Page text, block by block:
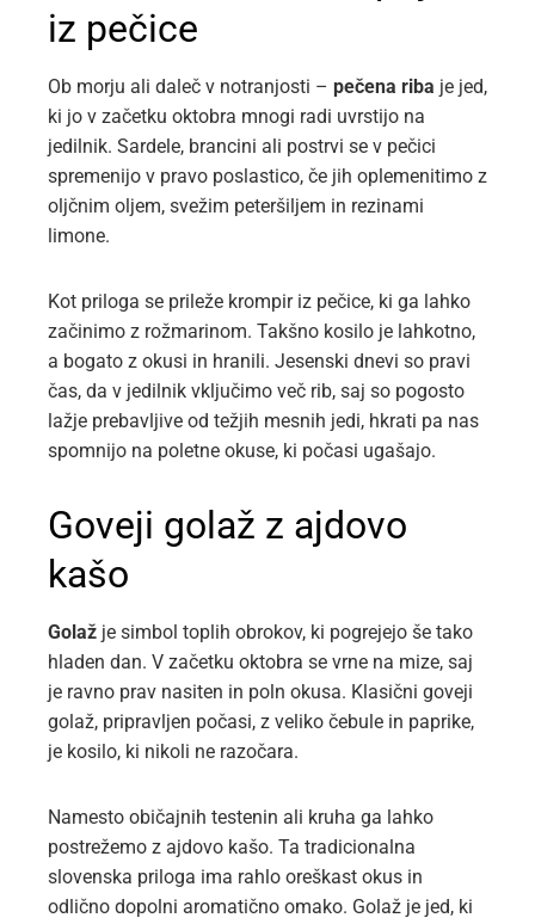
iz pečice
Ob morju ali daleč v notranjosti – pečena riba je jed,
ki jo v začetku oktobra mnogi radi uvrstijo na
jedilnik. Sardele, brancini ali postrvi se v pečici
spremenijo v pravo poslastico, če jih oplemenitimo z
oljčnim oljem, svežim peteršiljem in rezinami
limone.
Kot priloga se prileže krompir iz pečice, ki ga lahko
začinimo z rožmarinom. Takšno kosilo je lahkotno,
a bogato z okusi in hranili. Jesenski dnevi so pravi
čas, da v jedilnik vključimo več rib, saj so pogosto
lažje prebavljive od težjih mesnih jedi, hkrati pa nas
spomnijo na poletne okuse, ki počasi ugašajo.
Goveji golaž z ajdovo
kašo
Golaž je simbol toplih obrokov, ki pogrejejo še tako
hladen dan. V začetku oktobra se vrne na mize, saj
je ravno prav nasiten in poln okusa. Klasični goveji
golaž, pripravljen počasi, z veliko čebule in paprike,
je kosilo, ki nikoli ne razočara.
Namesto običajnih testenin ali kruha ga lahko
postrežemo z ajdovo kašo. Ta tradicionalna
slovenska priloga ima rahlo oreškast okus in
odlično dopolni aromatično omako. Golaž je jed, ki